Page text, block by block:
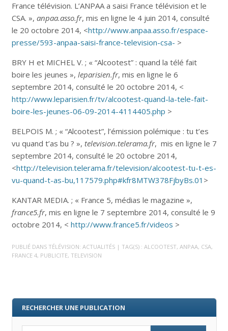
France télévision. L’ANPAA a saisi France télévision et le
CSA. », anpaa.asso.fr, mis en ligne le 4 juin 2014, consulté
le 20 octobre 2014, <http://www.anpaa.asso.fr/espace-
presse/593-anpaa-saisi-france-television-csa- >
BRY H et MICHEL V. ; « “Alcootest” : quand la télé fait
boire les jeunes », leparisien.fr, mis en ligne le 6
septembre 2014, consulté le 20 octobre 2014, <
http://www.leparisien.fr/tv/alcootest-quand-la-tele-fait-
boire-les-jeunes-06-09-2014-4114405.php >
BELPOIS M. ; « “Alcootest”, l’émission polémique : tu t’es
vu quand t’as bu ? », television.telerama.fr, mis en ligne le 7
septembre 2014, consulté le 20 octobre 2014,
<http://television.telerama.fr/television/alcootest-tu-t-es-
vu-quand-t-as-bu,117579.php#kfr8MTW378FjbyBs.01 >
KANTAR MEDIA. ; « France 5, médias le magazine »,
france5.fr, mis en ligne le 7 septembre 2014, consulté le 9
octobre 2014, < http://www.france5.fr/videos >
PUBLIÉ DANS TÉLÉVISION: ACTUALITÉS | TAG(S) : ALCOOTEST, ANPAA, CSA,
FRANCE 4, PUBLICITE, TELEVISION
RECHERCHER UNE PUBLICATION